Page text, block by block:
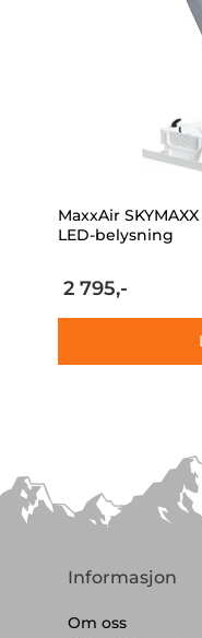
MaxxAir
LED-belysning
2 795,-
Informasjon
Om oss